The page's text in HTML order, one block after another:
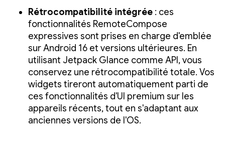
Rétrocompatibilité intégrée : ces
fonctionnalités RemoteCompose
expressives sont prises en charge d'emblée
sur Android 16 et versions ultérieures. En
utilisant Jetpack Glance comme API, vous
conservez une rétrocompatibilité totale. Vos
widgets tireront automatiquement parti de
ces fonctionnalités d'UI premium sur les
appareils récents, tout en s'adaptant aux
anciennes versions de l'OS.